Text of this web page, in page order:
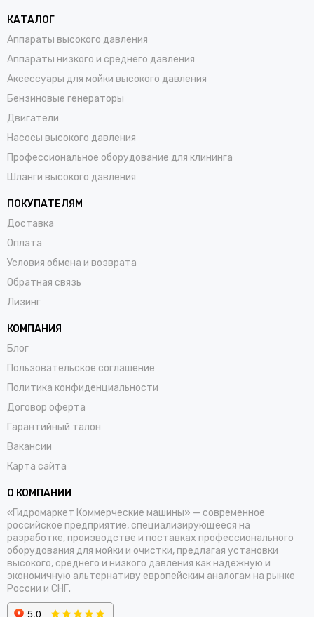
КАТАЛОГ
Аппараты высокого давления
Аппараты низкого и среднего давления
Аксессуары для мойки высокого давления
Бензиновые генераторы
Двигатели
Насосы высокого давления
Профессиональное оборудование для клининга
Шланги высокого давления
ПОКУПАТЕЛЯМ
Доставка
Оплата
Условия обмена и возврата
Обратная связь
Лизинг
КОМПАНИЯ
Блог
Пользовательское соглашение
Политика конфиденциальности
Договор оферта
Гарантийный талон
Вакансии
Карта сайта
О КОМПАНИИ
«Гидромаркет Коммерческие машины» — современное
российское предприятие, специализирующееся на
разработке, производстве и поставках профессионального
оборудования для мойки и очистки, предлагая установки
высокого, среднего и низкого давления как надежную и
экономичную альтернативу европейским аналогам на рынке
России и СНГ.